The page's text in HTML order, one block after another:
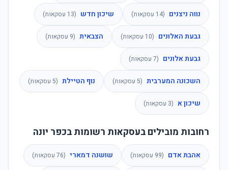
נווה ניצנים (
14 עסקאות) שיכון חדש (
13 עסקאות)
גבעת האלונים (
10 עסקאות) הצבאית (
9 עסקאות)
גבעת אלונים (
7 עסקאות)
השכונה המערבית (
5 עסקאות) נוף הטיילת (
5 עסקאות)
שיכון א (
3 עסקאות)
רחובות מובילים בעסקאות רשומות בכפר יונה
אהבת אדם (
99 עסקאות) שושנה דמארי (
76 עסקאות)